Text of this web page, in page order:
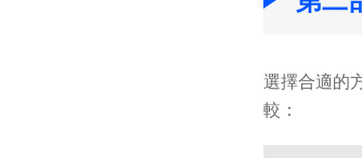
選擇合適的
較：